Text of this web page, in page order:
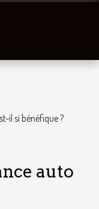
il si bénéfique ?
auto